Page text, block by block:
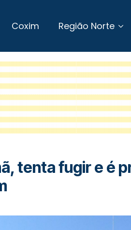
Coxim Região Norte
tenta fugir e é